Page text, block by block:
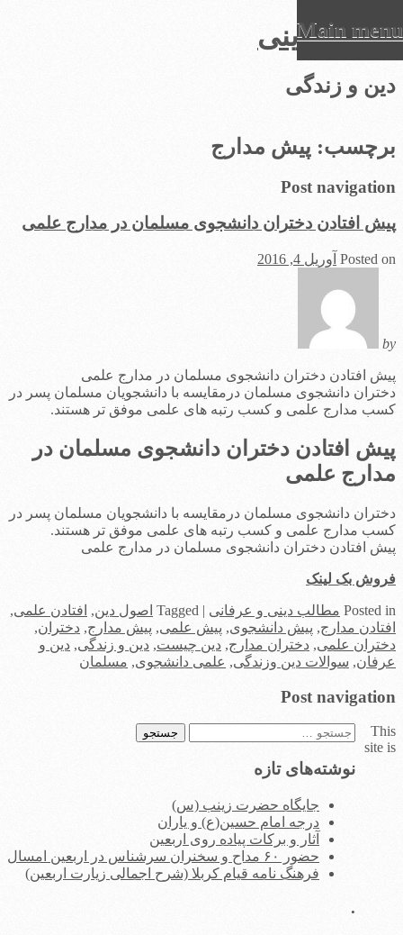
عرفان دینی
دین و زندگی
Main menu
to
content
برچسب: پیش مدارج
Post navigation
پیش افتادن دختران دانشجوی مسلمان در مدارج علمی
Posted on آوریل 4, 2016
by
پیش افتادن دختران دانشجوی مسلمان در مدارج علمی
دختران دانشجوی مسلمان درمقايسه با دانشجويان مسلمان پسر در
کسب مدارج علمی و كسب رتبه های علمی موفق تر هستند.
پیش افتادن دختران دانشجوی مسلمان در
مدارج علمی
دختران دانشجوی مسلمان درمقايسه با دانشجويان مسلمان پسر در
کسب مدارج علمی و كسب رتبه های علمی موفق تر هستند.
پیش افتادن دختران دانشجوی مسلمان در مدارج علمی
فروش بک لینک
Posted in مطالب دینی و عرفانی |
Tagged اصول دین, افتادن علمی,
افتادن مدارج, پیش دانشجوی, پیش علمی, پیش مدارج, دختران,
دختران علمی, دختران مدارج, دین چیست, دین و زندگی, دین و
عرفان, سوالات دین وزندگی, علمی دانشجوی, مسلمان
Post navigation
جستجو
نوشته‌های تازه
جایگاه حضرت زینب (س)
درجه امام حسین(ع) و یاران
آثار و برکات پیاده روی اربعین
حضور ۶۰ مداح و سخنران سرشناس در اربعین امسال
فرهنگ نامه قیام کربلا (شرح اجمالی زیارت اربعین)
.
This
site is